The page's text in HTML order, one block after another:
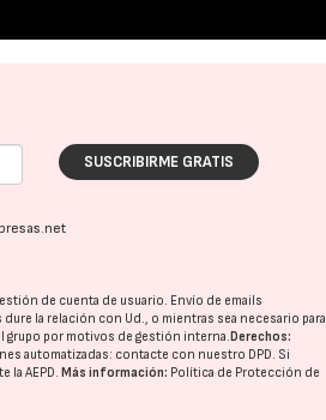
SUSCRIBIRME GRATIS
de cuenta de usuario. Envío de emails
dure la relación con Ud., o mientras sea necesario para
grupo por motivos de gestión interna.Derechos:
automatizadas: contacte con nuestro DPD. Si
laAEPD.Más información: Política de Protección de